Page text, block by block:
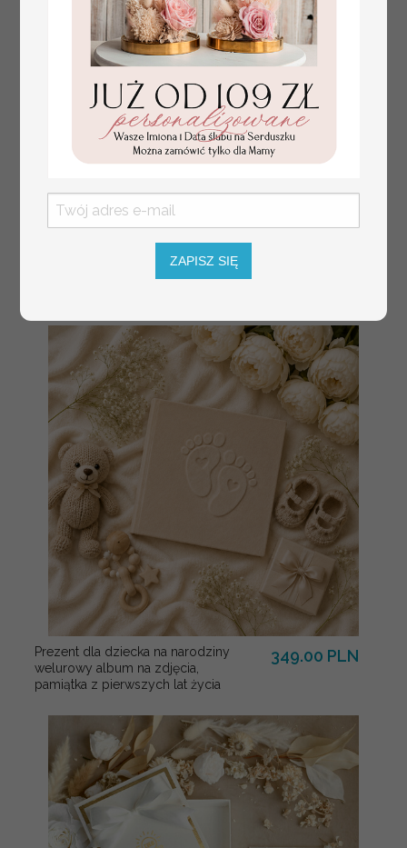
złote winietki na komunię, winietka
dekoracja stołu na komunii, komunijne
Prezent dla dziecka na narodziny
welurowy album na zdjęcia,
pamiątka z pierwszych lat życia
349.00 PLN
ZAPISZ SIĘ